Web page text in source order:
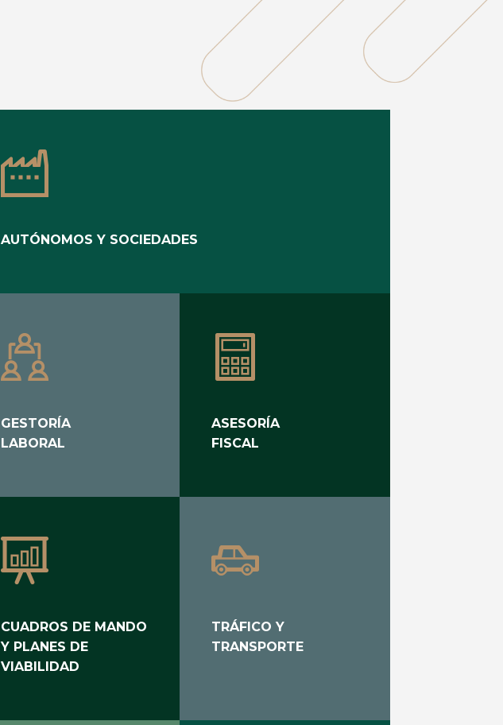
AUTÓNOMOS Y SOCIEDADES
GESTORÍA
LABORAL
ASESORÍA
FISCAL
CUADROS DE MANDO
Y PLANES DE
VIABILIDAD
TRÁFICO Y
TRANSPORTE